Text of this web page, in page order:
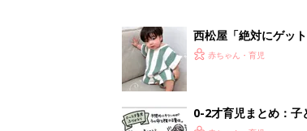
西松屋「絶対にゲッ
ズりアイテム5選
赤ちゃん・育児
0-2才育児まとめ：